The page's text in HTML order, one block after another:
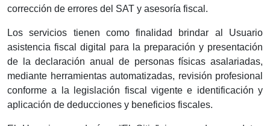
corrección de errores del SAT y asesoría fiscal.
Los servicios tienen como finalidad brindar al Usuario
asistencia fiscal digital para la preparación y presentación
de la declaración anual de personas físicas asalariadas,
mediante herramientas automatizadas, revisión profesional
conforme a la legislación fiscal vigente e identificación y
aplicación de deducciones y beneficios fiscales.